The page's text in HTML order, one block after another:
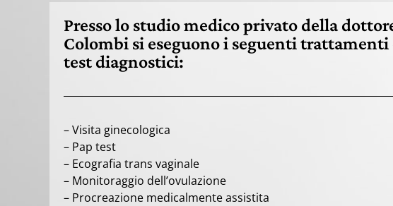
Presso lo studio medico privato della
Colombi si eseguono i seguenti trattamenti
test diagnostici:
– Visita ginecologica
– Pap test
– Ecografia trans vaginale
– Monitoraggio dell’ovulazione
– Procreazione medicalmente assistita